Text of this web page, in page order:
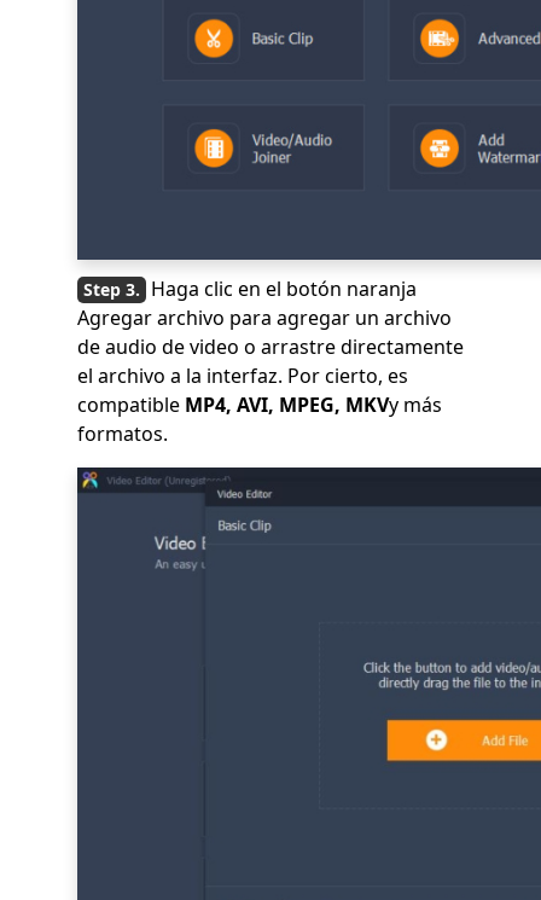
Haga clic en el botón naranja
Agregar archivo para agregar un archivo
de audio de video o arrastre directamente
el archivo a la interfaz. Por cierto, es
compatible MP4, AVI, MPEG, MKVy más
formatos.